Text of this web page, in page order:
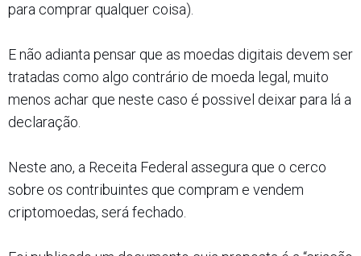
para comprar qualquer coisa).
E não adianta pensar que as moedas digitais devem ser
tratadas como algo contrário de moeda legal, muito
menos achar que neste caso é possivel deixar para lá a
declaração.
Neste ano, a Receita Federal assegura que o cerco
sobre os contribuintes que compram e vendem
criptomoedas, será fechado.